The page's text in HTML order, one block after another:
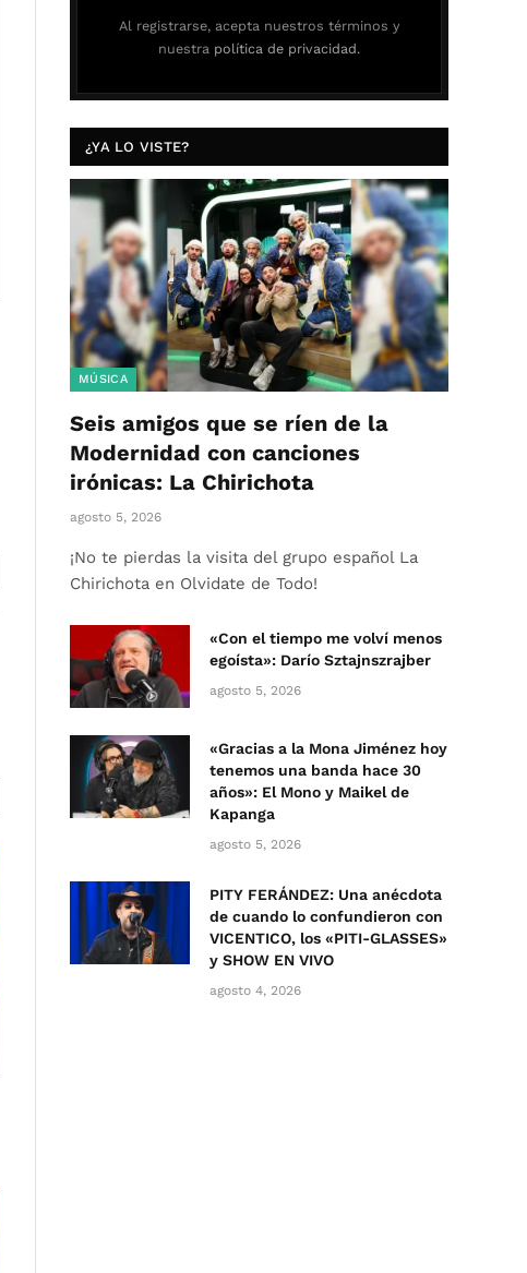
Al registrarse, acepta nuestros términos y
nuestra política de privacidad.
¿YA LO VISTE?
MÚSICA
Seis amigos que se ríen de la
Modernidad con canciones
irónicas: La Chirichota
agosto 5, 2026
¡No te pierdas la visita del grupo español La
Chirichota en Olvidate de Todo!
«Con el tiempo me volví menos
egoísta»: Darío Sztajnszrajber
agosto 5, 2026
«Gracias a la Mona Jiménez hoy
tenemos una banda hace 30
años»: El Mono y Maikel de
Kapanga
agosto 5, 2026
PITY FERÁNDEZ: Una anécdota
de cuando lo confundieron con
VICENTICO, los «PITI-GLASSES»
y SHOW EN VIVO
agosto 4, 2026